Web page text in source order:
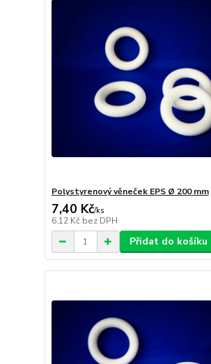
Polystyrenový věneček EPS Ø 200 mm
7,40 Kč/ks
6,12 Kč bez DPH
Přidat do košíku